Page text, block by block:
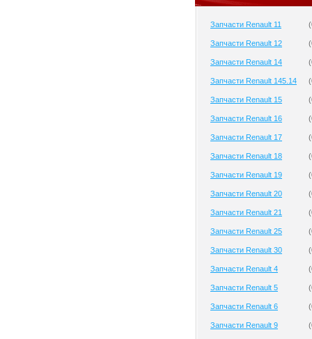
Запчасти Renault 11 (
Запчасти Renault 12 (
Запчасти Renault 14 (
Запчасти Renault 145.14 (
Запчасти Renault 15 (
Запчасти Renault 16 (
Запчасти Renault 17 (
Запчасти Renault 18 (
Запчасти Renault 19 (
Запчасти Renault 20 (
Запчасти Renault 21 (
Запчасти Renault 25 (
Запчасти Renault 30 (
Запчасти Renault 4 (
Запчасти Renault 5 (
Запчасти Renault 6 (
Запчасти Renault 9 (